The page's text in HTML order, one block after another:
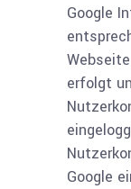
Google
erfolgt
Google